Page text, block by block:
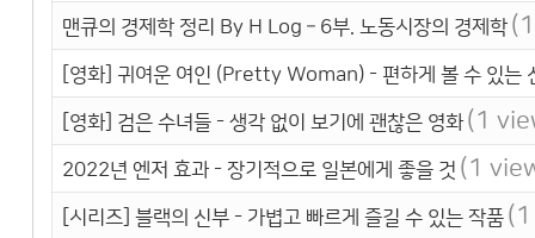
맨큐의 경제학 정리 By H Log – 6부. 노동시장의 경제학
[영화] 귀여운 여인 (Pretty Woman) - 편하게 볼 수 있는
[영화] 검은 수녀들 - 생각 없이 보기에 괜찮은 영화 (1
2022년 엔저 효과 - 장기적으로 일본에게 좋을 것 (1
[시리즈] 블랙의 신부 - 가볍고 빠르게 즐길 수 있는 작품